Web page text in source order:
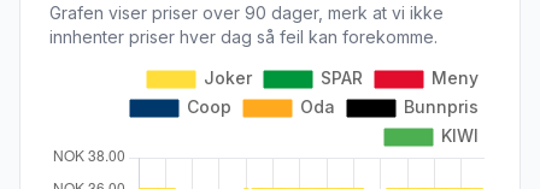
Grafen viser priser over 90 dager, merk at vi ikke
innhenter priser hver dag så feil kan forekomme.